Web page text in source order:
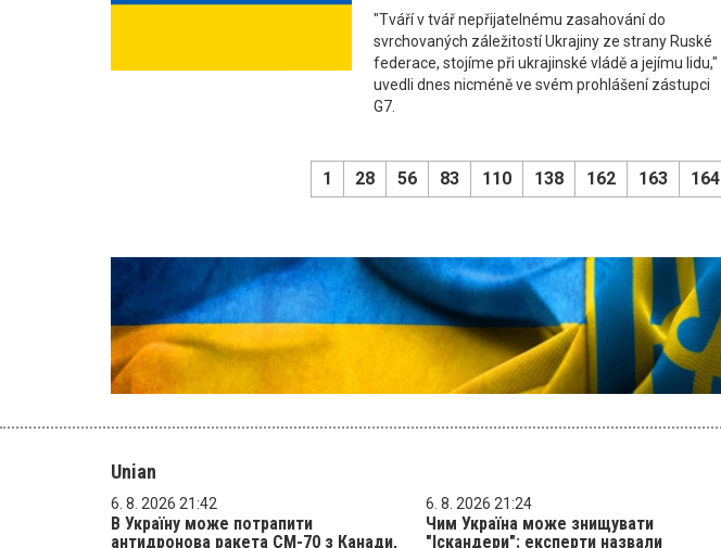
"Tváří v tvář nepřijatelnému zasahování do
svrchovaných záležitostí Ukrajiny ze strany Ruské
federace, stojíme při ukrajinské vládě a jejímu lidu,"
uvedli dnes nicméně ve svém prohlášení zástupci
G7.
1 28 56 83 110 138 162 163 164
Unian
6. 8. 2026 21:42
В Україну може потрапити
антидронова ракета CM-70 з Канади,
6. 8. 2026 21:24
Чим Україна може знищувати
"Іскандери": експерти назвали